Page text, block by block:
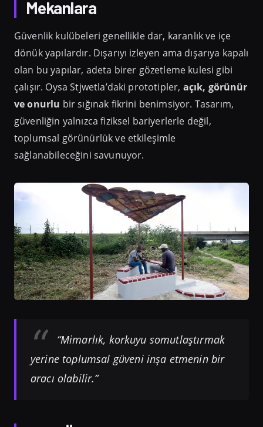
Mekanlara
Güvenlik kulübeleri genellikle dar, karanlık ve içe
dönük yapılardır. Dışarıyı izleyen ama dışarıya kapalı
olan bu yapılar, adeta birer gözetleme kulesi gibi
çalışır. Oysa Stjwetla’daki prototipler, açık, görünür
ve onurlu bir sığınak fikrini benimsiyor. Tasarım,
güvenliğin yalnızca fiziksel bariyerlerle değil,
toplumsal görünürlük ve etkileşimle
sağlanabileceğini savunuyor.
“Mimarlık, korkuyu somutlaştırmak
yerine toplumsal güveni inşa etmenin bir
aracı olabilir.”